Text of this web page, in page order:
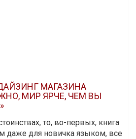
МАГАЗИНА
МИР ЯРЧЕ, ЧЕМ ВЫ
то, во-первых, книга
даже для новичка языком, все